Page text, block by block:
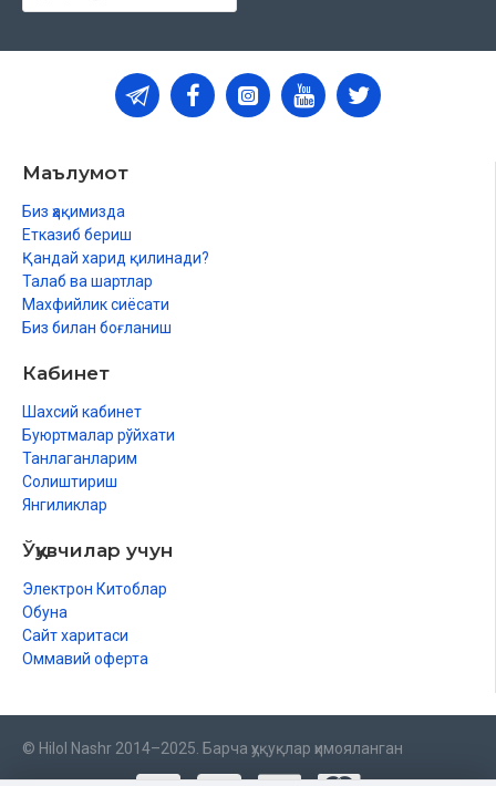
Маълумот
Биз ҳақимизда
Етказиб бериш
Қандай харид қилинади?
Талаб ва шартлар
Махфийлик сиёсати
Биз билан боғланиш
Кабинет
Шахсий кабинет
Буюртмалар рўйхати
Танлаганларим
Солиштириш
Янгиликлар
Ўқувчилар учун
Электрон Китоблар
Обуна
Сайт харитаси
Оммавий оферта
© Hilol Nashr 2014–2025. Барча ҳуқуқлар ҳимояланган